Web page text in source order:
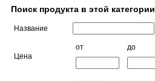
Поиск продукта в этой категории
Название
Цена
от до